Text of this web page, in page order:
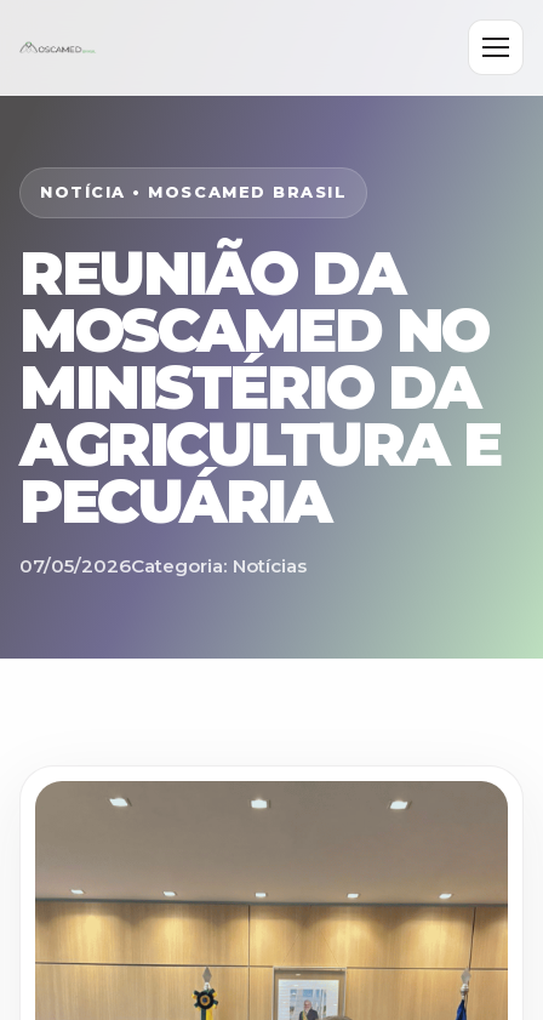
NOTÍCIA • MOSCAMED BRASIL
REUNIÃO DA
MOSCAMED NO
MINISTÉRIO DA
AGRICULTURA E
PECUÁRIA
07/05/2026Categoria: Notícias